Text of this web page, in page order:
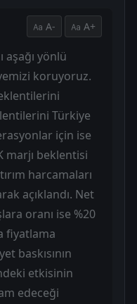
A- A+
aşağı yönlü
koruyoruz.
Türkiye
için ise
marjı beklentisi
harcamaları
açıklandı. Net
oranı ise %20
fiyatlama
baskısının
etkisinin
edeceği